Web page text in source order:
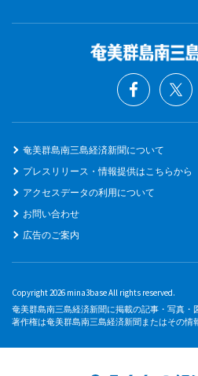
奄美群島南三島経済新聞について
プレスリリース・情報提供はこちらから
アクセスデータの利用について
お問い合わせ
広告のご案内
Copyright 2026 mina3base All rights reserved.
奄美群島南三島経済新聞に掲載の記事・写真・
著作権は奄美群島南三島経済新聞またはその情